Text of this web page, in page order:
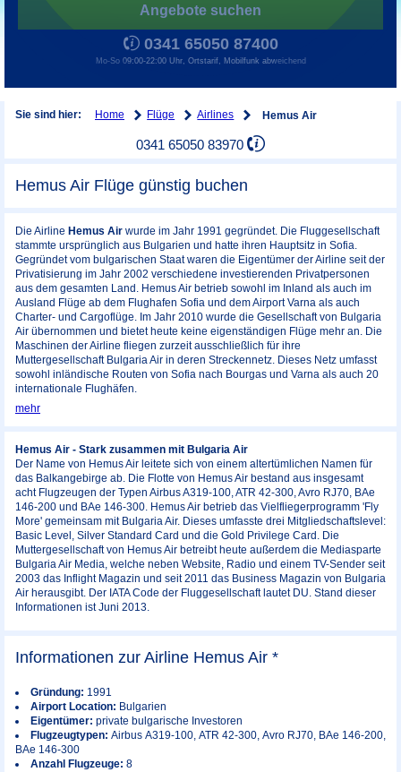
Angebote suchen
0341 65050 87400
Mo-So 09:00-22:00 Uhr, Ortstarif, Mobilfunk abweichend
Sie sind hier: Home Flüge Airlines Hemus Air
0341 65050 83970
Hemus Air Flüge günstig buchen
Die Airline Hemus Air wurde im Jahr 1991 gegründet. Die Fluggesellschaft
stammte ursprünglich aus Bulgarien und hatte ihren Hauptsitz in Sofia.
Gegründet vom bulgarischen Staat waren die Eigentümer der Airline seit der
Privatisierung im Jahr 2002 verschiedene investierenden Privatpersonen
aus dem gesamten Land. Hemus Air betrieb sowohl im Inland als auch im
Ausland Flüge ab dem Flughafen Sofia und dem Airport Varna als auch
Charter- und Cargoflüge. Im Jahr 2010 wurde die Gesellschaft von Bulgaria
Air übernommen und bietet heute keine eigenständigen Flüge mehr an. Die
Maschinen der Airline fliegen zurzeit ausschließlich für ihre
Muttergesellschaft Bulgaria Air in deren Streckennetz. Dieses Netz umfasst
sowohl inländische Routen von Sofia nach Bourgas und Varna als auch 20
internationale Flughäfen.
mehr
Hemus Air - Stark zusammen mit Bulgaria Air
Der Name von Hemus Air leitete sich von einem altertümlichen Namen für
das Balkangebirge ab. Die Flotte von Hemus Air bestand aus insgesamt
acht Flugzeugen der Typen Airbus A319-100, ATR 42-300, Avro RJ70, BAe
146-200 und BAe 146-300. Hemus Air betrieb das Vielfliegerprogramm 'Fly
More' gemeinsam mit Bulgaria Air. Dieses umfasste drei Mitgliedschaftslevel:
Basic Level, Silver Standard Card und die Gold Privilege Card. Die
Muttergesellschaft von Hemus Air betreibt heute außerdem die Mediasparte
Bulgaria Air Media, welche neben Website, Radio und einem TV-Sender seit
2003 das Inflight Magazin und seit 2011 das Business Magazin von Bulgaria
Air herausgibt. Der IATA Code der Fluggesellschaft lautet DU. Stand dieser
Informationen ist Juni 2013.
Informationen zur Airline Hemus Air *
Gründung: 1991
Airport Location: Bulgarien
Eigentümer: private bulgarische Investoren
Flugzeugtypen: Airbus A319-100, ATR 42-300, Avro RJ70, BAe 146-200,
BAe 146-300
Anzahl Flugzeuge: 8